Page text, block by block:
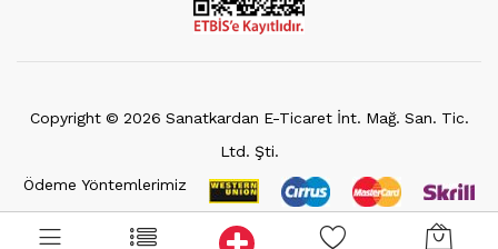
Copyright © 2026 Sanatkardan E-Ticaret İnt. Mağ. San. Tic.
Ltd. Şti.
Ödeme Yöntemlerimiz